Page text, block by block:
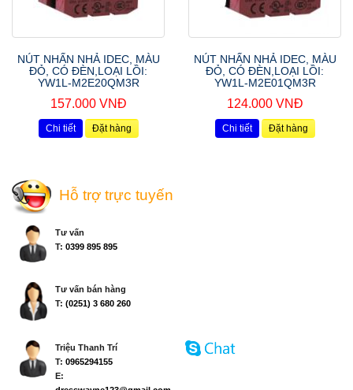
NÚT NHẤN NHẢ IDEC, MÀU
ĐỎ, CÓ ĐÈN,LOẠI LỒI:
YW1L-M2E20QM3R
157.000 VNĐ
Chi tiết Đặt hàng
NÚT NHẤN NHẢ IDEC, MÀU
ĐỎ, CÓ ĐÈN,LOẠI LỒI:
YW1L-M2E01QM3R
124.000 VNĐ
Chi tiết Đặt hàng
Hỗ trợ trực tuyến
Tư vấn
T: 0399 895 895
Tư vấn bán hàng
T: (0251) 3 680 260
Triệu Thanh Trí
T: 0965294155
E: